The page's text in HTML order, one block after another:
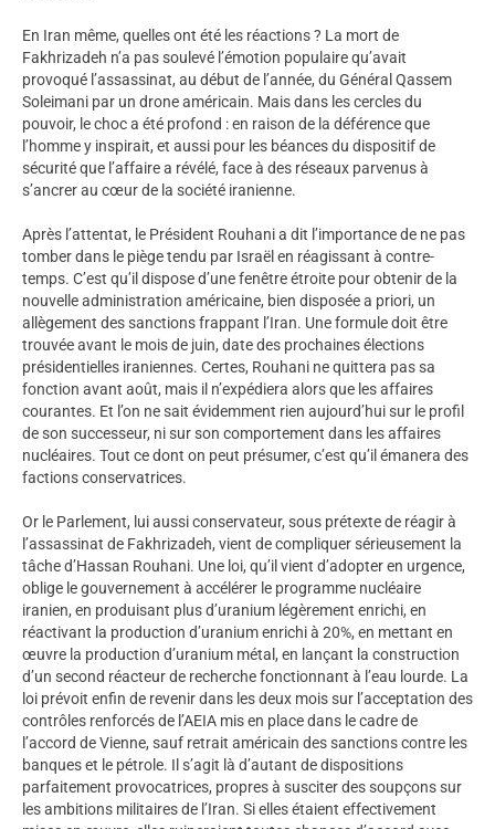
En Iran même, quelles ont été les réactions ? La mort de
Fakhrizadeh n’a pas soulevé l’émotion populaire qu’avait
provoqué l’assassinat, au début de l’année, du Général Qassem
Soleimani par un drone américain. Mais dans les cercles du
pouvoir, le choc a été profond : en raison de la déférence que
l’homme y inspirait, et aussi pour les béances du dispositif de
sécurité que l’affaire a révélé, face à des réseaux parvenus à
s’ancrer au cœur de la société iranienne.
Après l’attentat, le Président Rouhani a dit l’importance de ne pas
tomber dans le piège tendu par Israël en réagissant à contre-
temps. C’est qu’il dispose d’une fenêtre étroite pour obtenir de la
nouvelle administration américaine, bien disposée a priori, un
allègement des sanctions frappant l’Iran. Une formule doit être
trouvée avant le mois de juin, date des prochaines élections
présidentielles iraniennes. Certes, Rouhani ne quittera pas sa
fonction avant août, mais il n’expédiera alors que les affaires
courantes. Et l’on ne sait évidemment rien aujourd’hui sur le profil
de son successeur, ni sur son comportement dans les affaires
nucléaires. Tout ce dont on peut présumer, c’est qu’il émanera des
factions conservatrices.
Or le Parlement, lui aussi conservateur, sous prétexte de réagir à
l’assassinat de Fakhrizadeh, vient de compliquer sérieusement la
tâche d’Hassan Rouhani. Une loi, qu’il vient d’adopter en urgence,
oblige le gouvernement à accélérer le programme nucléaire
iranien, en produisant plus d’uranium légèrement enrichi, en
réactivant la production d’uranium enrichi à 20%, en mettant en
œuvre la production d’uranium métal, en lançant la construction
d’un second réacteur de recherche fonctionnant à l’eau lourde. La
loi prévoit enfin de revenir dans les deux mois sur l’acceptation des
contrôles renforcés de l’AEIA mis en place dans le cadre de
l’accord de Vienne, sauf retrait américain des sanctions contre les
banques et le pétrole. Il s’agit là d’autant de dispositions
parfaitement provocatrices, propres à susciter des soupçons sur
les ambitions militaires de l’Iran. Si elles étaient effectivement